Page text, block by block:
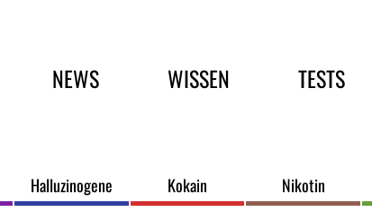
Hauptmenü
NEWS WISSEN TESTS
Halluzinogene Kokain Nikotin